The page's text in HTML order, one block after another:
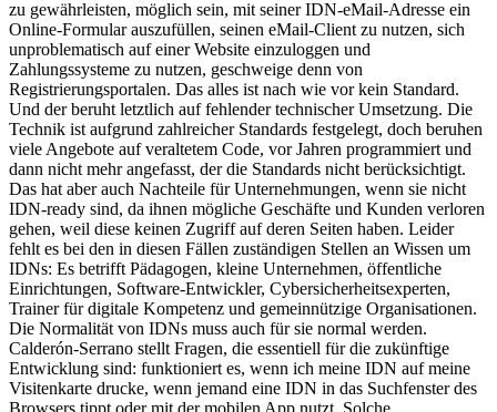
zu gewährleisten, möglich sein, mit seiner IDN-eMail-Adresse ein
Online-Formular auszufüllen, seinen eMail-Client zu nutzen, sich
unproblematisch auf einer Website einzuloggen und
Zahlungssysteme zu nutzen, geschweige denn von
Registrierungsportalen. Das alles ist nach wie vor kein Standard.
Und der beruht letztlich auf fehlender technischer Umsetzung. Die
Technik ist aufgrund zahlreicher Standards festgelegt, doch beruhen
viele Angebote auf veraltetem Code, vor Jahren programmiert und
dann nicht mehr angefasst, der die Standards nicht berücksichtigt.
Das hat aber auch Nachteile für Unternehmungen, wenn sie nicht
IDN-ready sind, da ihnen mögliche Geschäfte und Kunden verloren
gehen, weil diese keinen Zugriff auf deren Seiten haben. Leider
fehlt es bei den in diesen Fällen zuständigen Stellen an Wissen um
IDNs: Es betrifft Pädagogen, kleine Unternehmen, öffentliche
Einrichtungen, Software-Entwickler, Cybersicherheitsexperten,
Trainer für digitale Kompetenz und gemeinnützige Organisationen.
Die Normalität von IDNs muss auch für sie normal werden.
Calderón-Serrano stellt Fragen, die essentiell für die zukünftige
Entwicklung sind: funktioniert es, wenn ich meine IDN auf meine
Visitenkarte drucke, wenn jemand eine IDN in das Suchfenster des
Browsers tippt oder mit der mobilen App nutzt. Solche